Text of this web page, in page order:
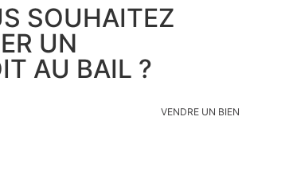
SOUHAITEZ
UN
AU BAIL ?
VENDRE UN BIEN